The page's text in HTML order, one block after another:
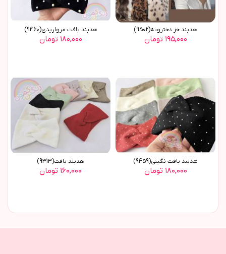
هدبند خز دخترونه(9502)
۱۹۵,۰۰۰ تومان
هدبند بافت مرواريدي(9460)
۱۸۰,۰۰۰ تومان
هدبند بافت نگيني(9459)
۱۸۰,۰۰۰ تومان
هدبند بافت(9313)
۱۶۰,۰۰۰ تومان